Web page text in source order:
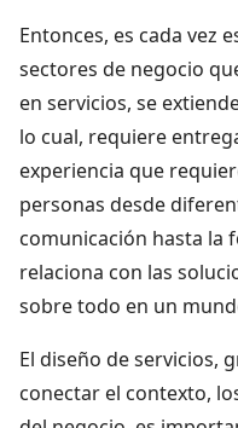
Entonces, es cada vez
sectores de negocio
en servicios, se
lo cual, requiere
experiencia que
personas desde
comunicación hasta la
relaciona con las
sobre todo en un
El diseño de servicios,
conectar el contexto,